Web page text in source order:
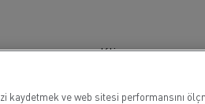
Klima
kaydetmek ve web sitesi performansını